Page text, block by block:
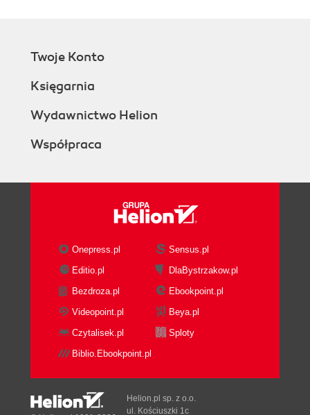
Twoje Konto
Księgarnia
Wydawnictwo Helion
Współpraca
Onepress.pl
Sensus.pl
Editio.pl
DlaBystrzakow.pl
Bezdroza.pl
Ebookpoint.pl
Videopoint.pl
Beya.pl
Czytalisek.pl
Sploty
Biblio.Ebookpoint.pl
Helion.pl sp. z o.o.
ul. Kościuszki 1c